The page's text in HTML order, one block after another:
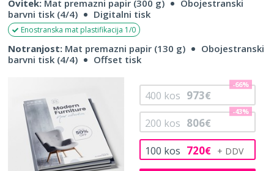
Ovitek: Mat premazni papir (300 g)
Obojestranski
barvni tisk (4/4)
Digitalni tisk
Enostranska mat plastifikacija 1/0
Notranjost: Mat premazni papir (130 g)
Obojestranski
barvni tisk (4/4)
Offset tisk
100 kos 720€
200 kos 806€
-43%
400 kos 973€
-66%